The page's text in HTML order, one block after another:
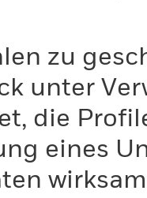
zu
unter
die
eines